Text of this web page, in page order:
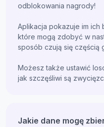
odblokowania nagrody!
Aplikacja pokazuje im ich
które mogą zdobyć w
sposób czują się częścią
Możesz także ustawić
jak szczęśliwi są
Jakie dane mogę